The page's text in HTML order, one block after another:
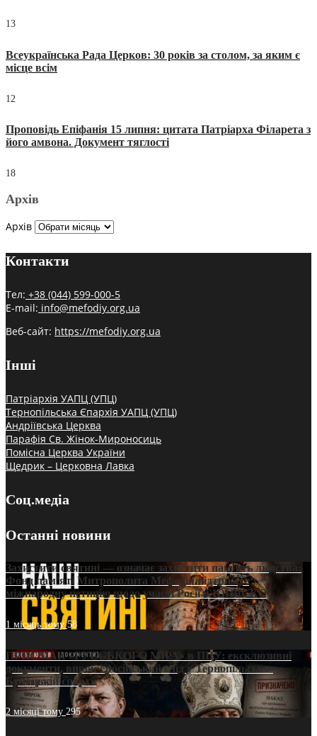
13
Всеукраїнська Рада Церков: 30 років за столом, за яким є
місце всім
12
Проповідь Епіфанія 15 липня: цитата Патріарха Філарета з
його амвона. Документ тяглості
18
Архів
Архів
Контакти
Тел: +38 (044) 599-000-5
E-mail: info@mefodiy.org.ua
Веб-сайт: https://mefodiy.org.ua
Інші
Патріархія УАПЦ (УПЦ)
Тернопільська Єпархія УАПЦ (УПЦ)
Андріївська Церква
Парафія Св. Жінок-Мироносиць
Помісна Церква України
Щедрик – Церковна Лавка
Соц.медіа
Останні новини
Захистити святині — означає захистити пам’ять людства:
Фонд пам’яті Митрополита Мефодія підтримує
міжнародну петицію щодо участі Росії в ЮНЕСКО
1 місяць тому58
ПРИСМАК «РУССЬКОГО МІРА» в ПЦУ: ексклюзивні
документи, вирок і російський слід у Тернопільсько-
Бучацькій єпархії
2 місяці тому 295